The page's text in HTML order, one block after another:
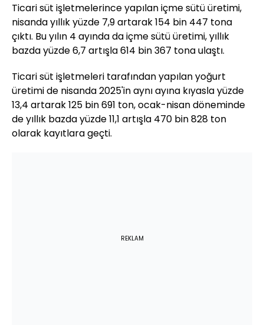
Ticari süt işletmelerince yapılan içme sütü üretimi,
nisanda yıllık yüzde 7,9 artarak 154 bin 447 tona
çıktı. Bu yılın 4 ayında da içme sütü üretimi, yıllık
bazda yüzde 6,7 artışla 614 bin 367 tona ulaştı.
Ticari süt işletmeleri tarafından yapılan yoğurt
üretimi de nisanda 2025'in aynı ayına kıyasla yüzde
13,4 artarak 125 bin 691 ton, ocak-nisan döneminde
de yıllık bazda yüzde 11,1 artışla 470 bin 828 ton
olarak kayıtlara geçti.
REKLAM